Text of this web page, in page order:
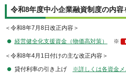
令和8年度中小企業融資制度の内容
＜令和8年7月8日改正内容＞
経営健全化支援資金（物価高対策）
※
＜令和8年4月1日付けの主な改正内容＞
貸付利率の引き上げ
※詳しくは各資金メ